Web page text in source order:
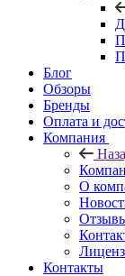
Блог
Обзоры
Бренды
Оплата и
Компания
О
Контакты